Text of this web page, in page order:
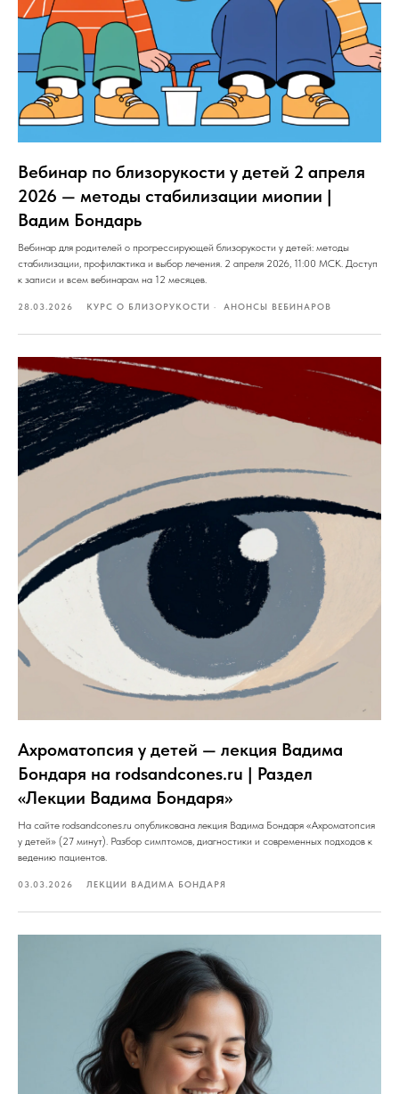
Вебинар по близорукости у детей 2 апреля
2026 — методы стабилизации миопии |
Вадим Бондарь
Вебинар для родителей о прогрессирующей близорукости у детей: методы
стабилизации, профилактика и выбор лечения. 2 апреля 2026, 11:00 МСК. Доступ
к записи и всем вебинарам на 12 месяцев.
28.03.2026 КУРС О БЛИЗОРУКОСТИ АНОНСЫ ВЕБИНАРОВ
Ахроматопсия у детей — лекция Вадима
Бондаря на rodsandcones.ru | Раздел
«Лекции Вадима Бондаря»
На сайте rodsandcones.ru опубликована лекция Вадима Бондаря «Ахроматопсия
у детей» (27 минут). Разбор симптомов, диагностики и современных подходов к
ведению пациентов.
03.03.2026 ЛЕКЦИИ ВАДИМА БОНДАРЯ